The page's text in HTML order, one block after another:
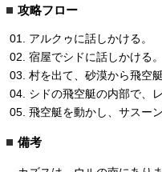
攻略フロー
アルクゥに話しかける。
宿屋でシドに話しかける。
村を出て、砂漠から飛空艇
シドの飛空艇の内部で、
飛空艇を動かし、サスー
備考